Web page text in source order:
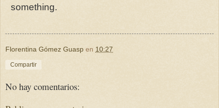
something.
Florentina Gómez Guasp en 10:27
Compartir
No hay comentarios: